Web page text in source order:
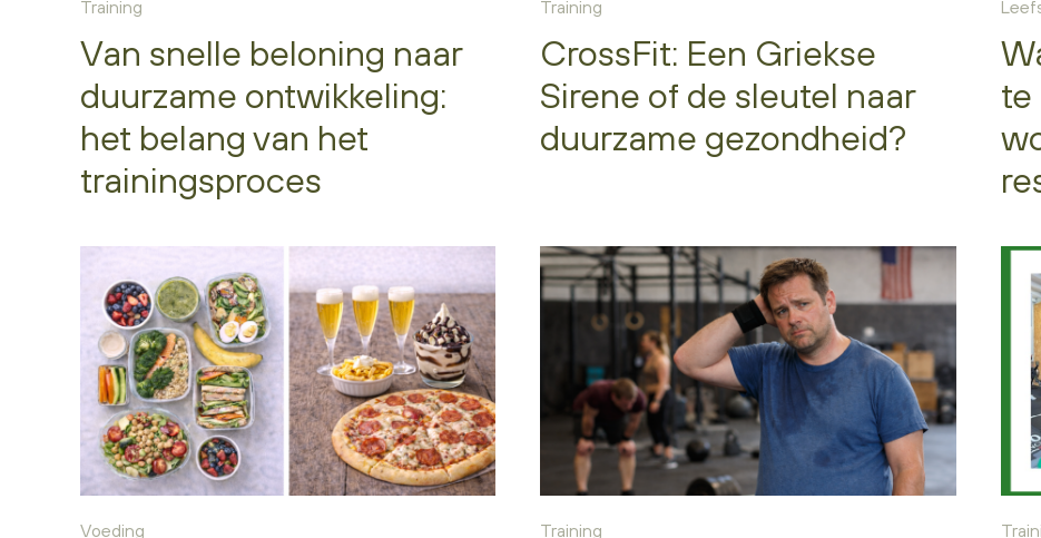
Training
Van snelle beloning naar
duurzame ontwikkeling:
het belang van het
trainingsproces
Training
CrossFit: Een Griekse
Sirene of de sleutel naar
duurzame gezondheid?
te
Voeding Training